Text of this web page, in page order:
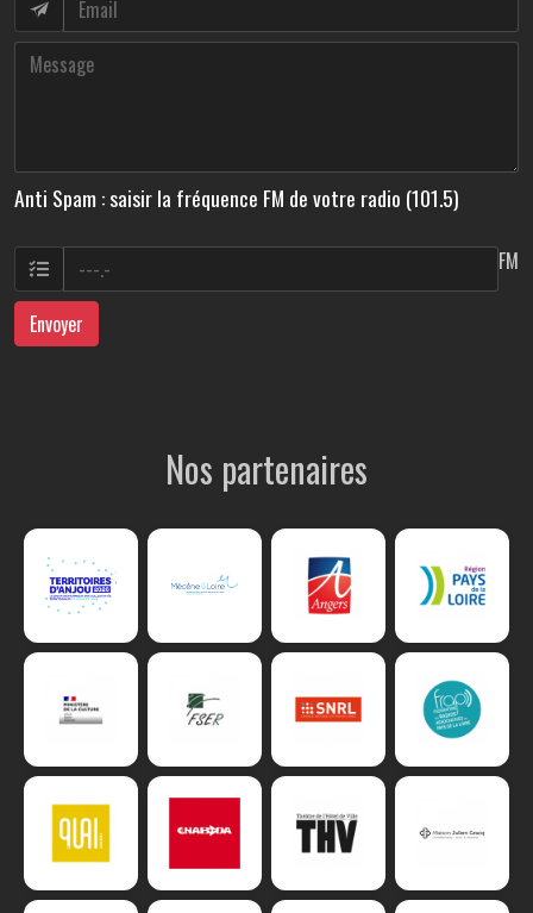
Anti Spam : saisir la fréquence FM de votre radio (101.5)
FM
Envoyer
Nos partenaires